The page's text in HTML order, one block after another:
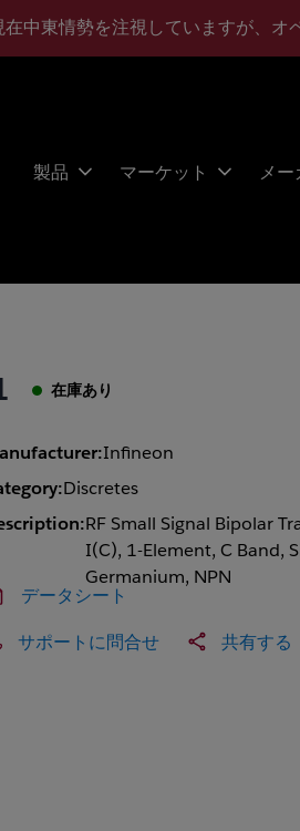
在中東情勢を注視していますが、オ
製品 マーケット メ
在庫あり
Infineon
Discretes
RF Small Signal Bipolar
I(C), 1-Element, C Band,
Germanium, NPN
データシート
サポートに問合せ 共有する